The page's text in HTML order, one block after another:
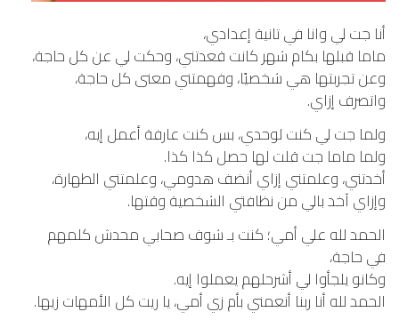
أنا جت لي وانا في تانية إعدادي،
ماما قبلها بكام شهر كانت قعدتني، وحكت لي عن كل حاجة،
وعن تجربتها هي شخصيًا، وفهمتني معنى كل حاجة،
واتصرف إزاي.
ولما جت لي كنت لوحدي، بس كنت عارفة أعمل إيه،
ولما ماما جت قلت لها حصل كذا كذا.
أخدتني، وعلمتني إزاي أنضف هدومي، وعلمتني الطهارة،
وإزاي آخد بالي من نظافتي الشخصية وقتها.
الحمد لله علي أمي؛ كنت بـ شوف صحابي محدش كلمهم
في حاجة،
وكانو يلجأوا لي أشرحلهم يعملوا إيه.
الحمد لله أنا ربنا أنعمني بأم زي أمي، يا ريت كل الأمهات زيها.